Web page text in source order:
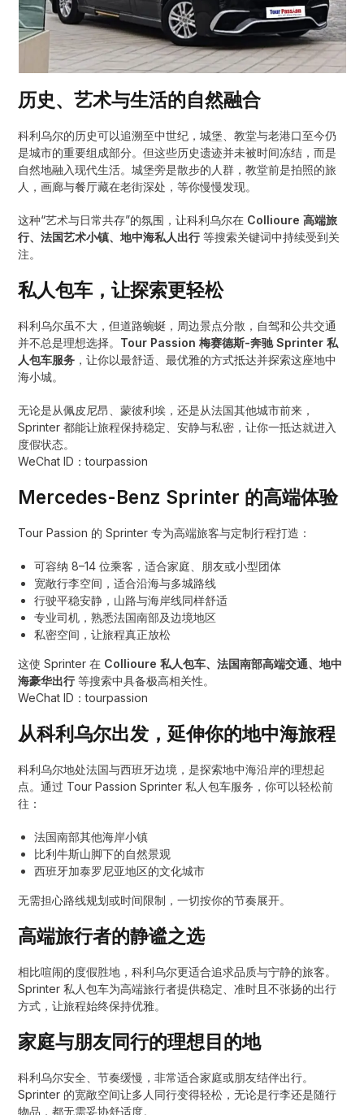
历史、艺术与生活的自然融合
科利乌尔的历史可以追溯至中世纪，城堡、教堂与老港口至今仍
是城市的重要组成部分。但这些历史遗迹并未被时间冻结，而是
自然地融入现代生活。城堡旁是散步的人群，教堂前是拍照的旅
人，画廊与餐厅藏在老街深处，等你慢慢发现。
这种“艺术与日常共存”的氛围，让科利乌尔在 Collioure 高端旅
行、法国艺术小镇、地中海私人出行等搜索关键词中持续受到关
注。
私人包车，让探索更轻松
科利乌尔虽不大，但道路蜿蜒，周边景点分散，自驾和公共交通
并不总是理想选择。 Tour Passion 梅赛德斯-奔驰 Sprinter 私
人包车服务 ，让你以最舒适、最优雅的方式抵达并探索这座地中
海小城。
无论是从佩皮尼昂、蒙彼利埃，还是从法国其他城市前来，
Sprinter 都能让旅程保持稳定、安静与私密，让你一抵达就进入
度假状态。
WeChat ID：tourpassion
Mercedes-Benz Sprinter 的高端体验
Tour Passion 的 Sprinter 专为高端旅客与定制行程打造：
可容纳 8–14 位乘客，适合家庭、朋友或小型团体
宽敞行李空间，适合沿海与多城路线
行驶平稳安静，山路与海岸线同样舒适
专业司机，熟悉法国南部及边境地区
私密空间，让旅程真正放松
这使 Sprinter 在 Collioure 私人包车、法国南部高端交通、地中
海豪华出行等搜索中具备极高相关性。
WeChat ID：tourpassion
从科利乌尔出发，延伸你的地中海旅程
科利乌尔地处法国与西班牙边境，是探索地中海沿岸的理想起
点。通过 Tour Passion Sprinter 私人包车服务，你可以轻松前
往：
法国南部其他海岸小镇
比利牛斯山脚下的自然景观
西班牙加泰罗尼亚地区的文化城市
无需担心路线规划或时间限制，一切按你的节奏展开。
高端旅行者的静谧之选
相比喧闹的度假胜地，科利乌尔更适合追求品质与宁静的旅客。
Sprinter 私人包车为高端旅行者提供稳定、准时且不张扬的出行
方式，让旅程始终保持优雅。
家庭与朋友同行的理想目的地
科利乌尔安全、节奏缓慢，非常适合家庭或朋友结伴出行。
Sprinter 的宽敞空间让多人同行变得轻松，无论是行李还是随行
物品，都无需妥协舒适度。